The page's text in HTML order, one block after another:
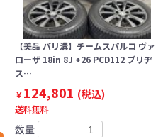
【美品 バリ溝】チームスパルコ ヴァ
ローザ 18in 8J +26 PCD112 ブリヂ
ス…
￥124,801 (税込)
送料無料
数量